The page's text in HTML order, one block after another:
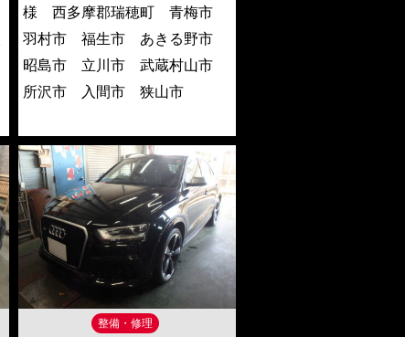
様 西多摩郡瑞穂町 青梅市
羽村市 福生市 あきる野市
昭島市 立川市 武蔵村山市
所沢市 入間市 狭山市
整備・修理